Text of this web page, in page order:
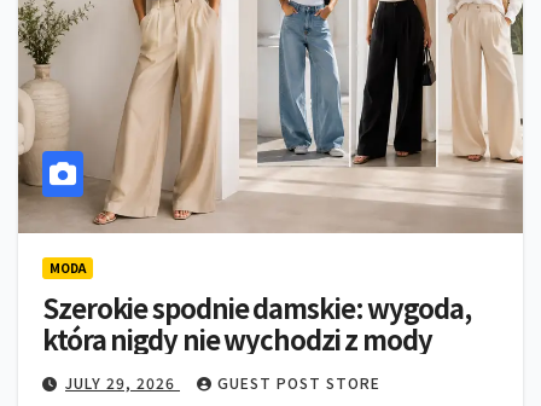
MODA
Szerokie spodnie damskie: wygoda,
która nigdy nie wychodzi z mody
JULY 29, 2026 GUEST POST STORE